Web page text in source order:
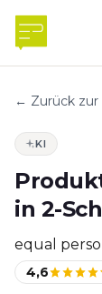
← Zurück zur
KI
in 2-
equal
4,6